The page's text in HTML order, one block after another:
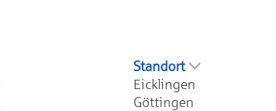
Standort
Eicklingen
Göttingen